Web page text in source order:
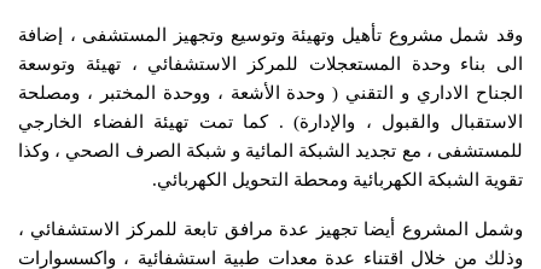
وقد شمل مشروع تأهيل وتهيئة وتوسيع وتجهيز المستشفى ، إضافة
الى بناء وحدة المستعجلات للمركز الاستشفائي ، تهيئة وتوسعة
الجناح الاداري و التقني ( وحدة الأشعة ، ووحدة المختبر ، ومصلحة
الاستقبال والقبول ، والإدارة) . كما تمت تهيئة الفضاء الخارجي
للمستشفى ، مع تجديد الشبكة المائية و شبكة الصرف الصحي ، وكذا
تقوية الشبكة الكهربائية ومحطة التحويل الكهربائي.
وشمل المشروع أيضا تجهيز عدة مرافق تابعة للمركز الاستشفائي ،
وذلك من خلال اقتناء عدة معدات طبية استشفائية ، واكسسوارات